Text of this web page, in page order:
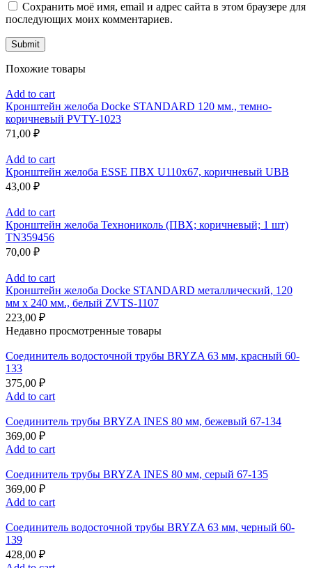
Сохранить моё имя, email и адрес сайта в этом браузере для
последующих моих комментариев.
Похожие товары
Add to cart
Кронштейн желоба Docke STANDARD 120 мм., темно-
коричневый PVTY-1023
71,00 ₽
Add to cart
Кронштейн желоба ESSE ПВХ U110x67, коричневый UBB
43,00 ₽
Add to cart
Кронштейн желоба Технониколь (ПВХ; коричневый; 1 шт)
TN359456
70,00 ₽
Add to cart
Кронштейн желоба Docke STANDARD металлический, 120
мм х 240 мм., белый ZVTS-1107
223,00 ₽
Недавно просмотренные товары
Соединитель водосточной трубы BRYZA 63 мм, краcный 60-
133
375,00 ₽
Add to cart
Соединитель трубы BRYZA INES 80 мм, бежевый 67-134
369,00 ₽
Add to cart
Соединитель трубы BRYZA INES 80 мм, серый 67-135
369,00 ₽
Add to cart
Соединитель водосточной трубы BRYZA 63 мм, черный 60-
139
428,00 ₽